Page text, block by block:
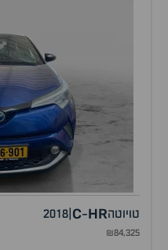
טויוטה C-HR
2018
₪84,325